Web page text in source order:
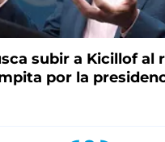
subir a Kicillof al
por la